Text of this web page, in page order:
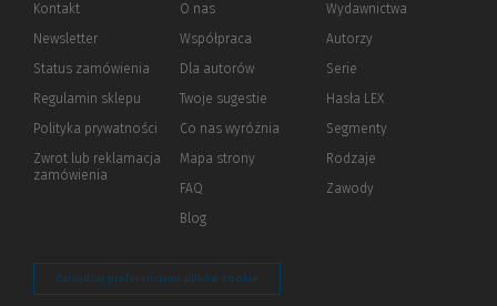
Kontakt
Newsletter
Status zamówienia
Regulamin sklepu
Polityka prywatności (Nowe
(Link
innej
Zwrot lub reklamacja
zamówienia
O nas
Współpraca
Dla autorów(Nowe
(Link
innej
strony)
Twoje sugestie
Co nas wyróżnia
Mapa strony
FAQ
Blog
Wydawnictwa
Autorzy
Serie
Hasła LEX
Segmenty
Rodzaje
Zawody
Zarządzaj preferencjami plików cookie